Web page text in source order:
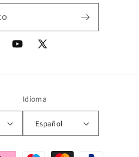
YouTube
X
Idioma
Español